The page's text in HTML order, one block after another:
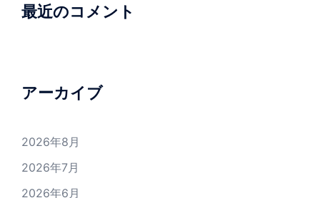
最近のコメント
アーカイブ
2026年8月
2026年7月
2026年6月